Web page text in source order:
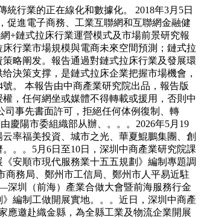
行業的正在線化和數據化。 2018年3月5日
促進電子商務、工業互聯網和互聯網金融健
+鏈式拉床行業運營模式及市場前景研究報
行業市場規模與電商未來空間預測；鏈式拉
略阐发。報告通過對鏈式拉床行業及發展環
決策支撑，是鏈式拉床企業把握市場機會，
。 本報告由中商產業研究院出品，報告版
，任何網坐或媒體不得轉載或援用，否則中
事先書面許可，拒絕任何体例復制、轉
慶陽市委組織部从辦、。。。2026年5月19
率福美投資、城市之光、華夏鯤鵬集團、創
。。5月6日至10日，深圳中商產業研究院課
安順市現代服務業十五五規劃》編制專題調
商務局、鄭州市工信局、鄭州市人平易近駐
深圳（前海）產業合做大會暨前海服務行金
編制工做開展實地。。。近日，深圳中商產
應邀赴織金縣，為全縣工業及物流企業開展